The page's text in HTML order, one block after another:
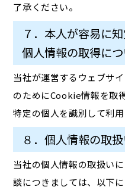
了承ください。
７．本人が容易に
個人情報の取得に
当社が運営するウェブサ
のためにCookie情報を取
特定の個人を識別して利
８．個人情報の取
当社の個人情報の取扱い
談につきましては、以下に